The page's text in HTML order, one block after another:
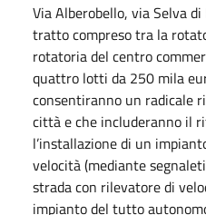
Via Alberobello, via Selva
tratto compreso tra la
rotatoria del centro
quattro lotti da 250 mila
consentiranno un radicale
città e che includeranno il
l’installazione di un
velocità (mediante
strada con rilevatore di
impianto del tutto